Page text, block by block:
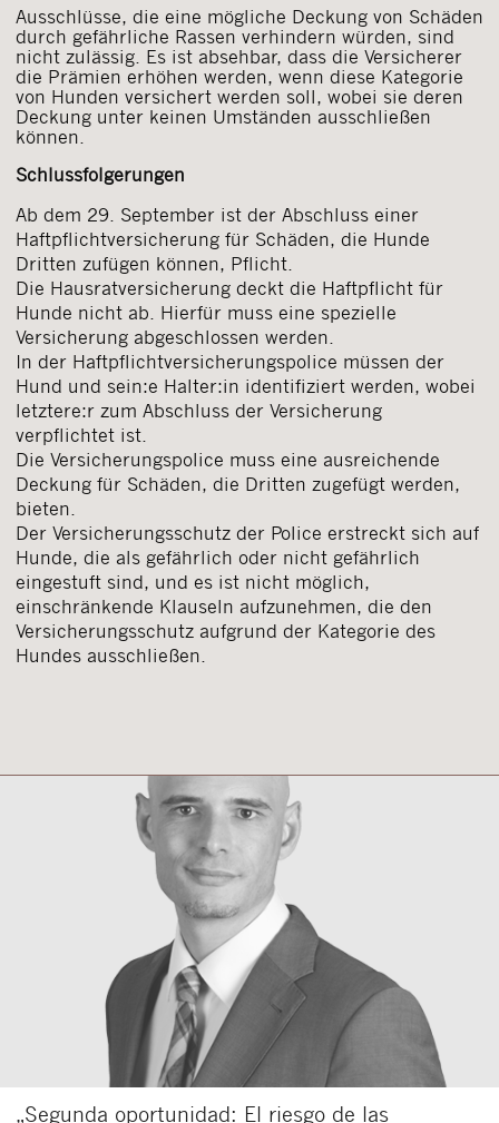
Ausschlüsse, die eine mögliche Deckung von Schäden
durch gefährliche Rassen verhindern würden, sind
nicht zulässig. Es ist absehbar, dass die Versicherer
die Prämien erhöhen werden, wenn diese Kategorie
von Hunden versichert werden soll, wobei sie deren
Deckung unter keinen Umständen ausschließen
können.
Schlussfolgerungen
Ab dem 29. September ist der Abschluss einer
Haftpflichtversicherung für Schäden, die Hunde
Dritten zufügen können, Pflicht.
Die Hausratversicherung deckt die Haftpflicht für
Hunde nicht ab. Hierfür muss eine spezielle
Versicherung abgeschlossen werden.
In der Haftpflichtversicherungspolice müssen der
Hund und sein:e Halter:in identifiziert werden, wobei
letztere:r zum Abschluss der Versicherung
verpflichtet ist.
Die Versicherungspolice muss eine ausreichende
Deckung für Schäden, die Dritten zugefügt werden,
bieten.
Der Versicherungsschutz der Police erstreckt sich auf
Hunde, die als gefährlich oder nicht gefährlich
eingestuft sind, und es ist nicht möglich,
einschränkende Klauseln aufzunehmen, die den
Versicherungsschutz aufgrund der Kategorie des
Hundes ausschließen.
„Segunda oportunidad: El riesgo de las